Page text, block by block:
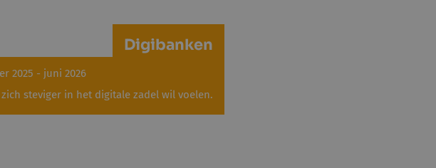
Digibanken
2025 - juni 2026
steviger in het digitale zadel wil voelen.